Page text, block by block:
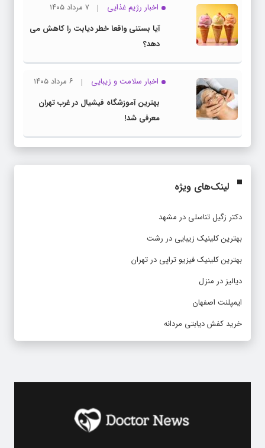
اخبار رژیم غذایی
۷ مرداد ۱۴۰۵
آیا بستنی واقعا خطر دیابت را کاهش می
دهد؟
اخبار سلامت و زیبایی
۶ مرداد ۱۴۰۵
بهترین آموزشگاه فیشیال در غرب تهران
معرفی شد!
لینک‌های ویژه
دکتر زگیل تناسلی در مشهد
بهترین کلینیک زیبایی در رشت
بهترین کلینیک فیزیو تراپی در تهران
دیالیز در منزل
ایمپلنت اصفهان
خرید کفش دیابتی مردانه